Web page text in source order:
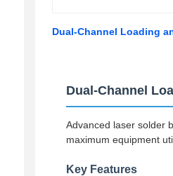
Dual-Channel Loading
Dual-Channel
Advanced laser solder
maximum equipment
Key Features